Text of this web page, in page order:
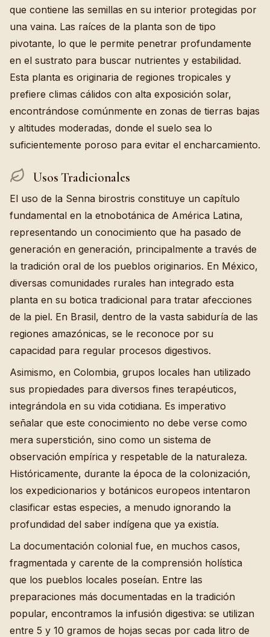
que contiene las semillas en su interior protegidas por
una vaina. Las raíces de la planta son de tipo
pivotante, lo que le permite penetrar profundamente
en el sustrato para buscar nutrientes y estabilidad.
Esta planta es originaria de regiones tropicales y
prefiere climas cálidos con alta exposición solar,
encontrándose comúnmente en zonas de tierras bajas
y altitudes moderadas, donde el suelo sea lo
suficientemente poroso para evitar el encharcamiento.
Usos Tradicionales
El uso de la Senna birostris constituye un capítulo
fundamental en la etnobotánica de América Latina,
representando un conocimiento que ha pasado de
generación en generación, principalmente a través de
la tradición oral de los pueblos originarios. En México,
diversas comunidades rurales han integrado esta
planta en su botica tradicional para tratar afecciones
de la piel. En Brasil, dentro de la vasta sabiduría de las
regiones amazónicas, se le reconoce por su
capacidad para regular procesos digestivos.
Asimismo, en Colombia, grupos locales han utilizado
sus propiedades para diversos fines terapéuticos,
integrándola en su vida cotidiana. Es imperativo
señalar que este conocimiento no debe verse como
mera superstición, sino como un sistema de
observación empírica y respetable de la naturaleza.
Históricamente, durante la época de la colonización,
los expedicionarios y botánicos europeos intentaron
clasificar estas especies, a menudo ignorando la
profundidad del saber indígena que ya existía.
La documentación colonial fue, en muchos casos,
fragmentada y carente de la comprensión holística
que los pueblos locales poseían. Entre las
preparaciones más documentadas en la tradición
popular, encontramos la infusión digestiva: se utilizan
entre 5 y 10 gramos de hojas secas por cada litro de